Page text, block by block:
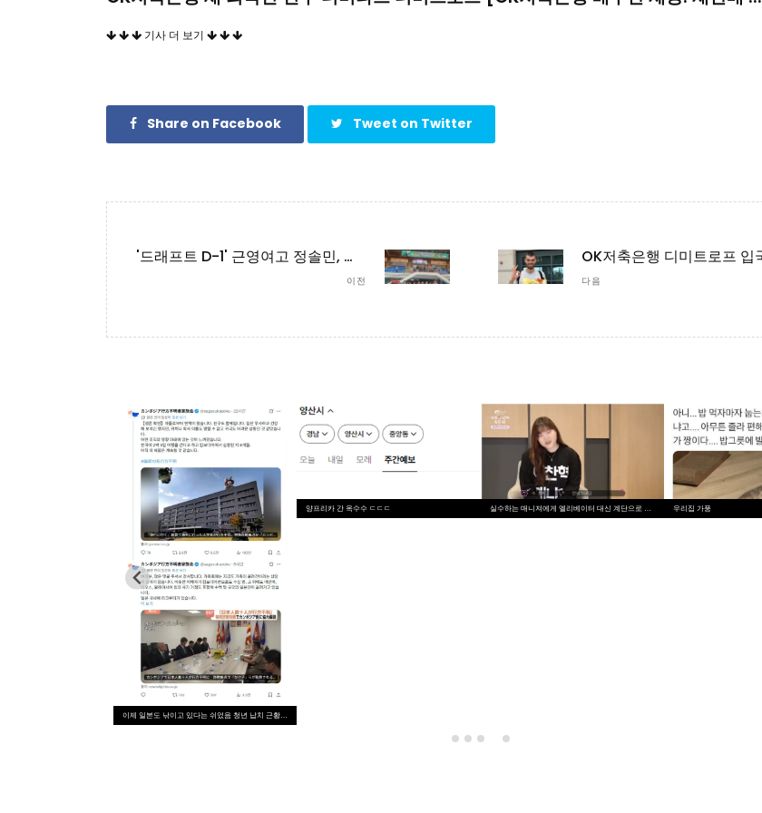
기사 더 보기
Share on Facebook Tweet on Twitter
'드래프트 D-1' 근영여고 정솔민, 최우수상 받고 전국대회 우승까지
이전 다음